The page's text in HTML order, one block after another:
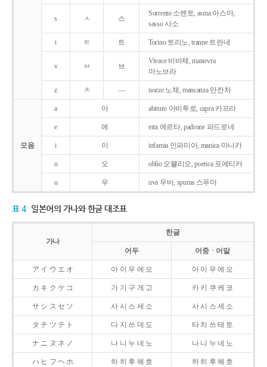
s ㅅ 스
Sorrento 소렌토, asma 아스마,
sasso 사소
t ㅌ 트 Torino 토리노, tranne 트란네
v ㅂ 브
Vivace 비바체, manovra
마노브라
z ㅊ ― nozze 노체, mancanza 만칸차
모음
a 아 abituro 아비투로, capra 카프라
e 에 erta 에르타, padrone 파드로네
i 이 infamia 인파미아, manica 마니카
o 오 oblio 오블리오, poetica 포에티카
u 우 uva 우바, spuma 스푸마
표 4 일본어의 가나와 한글 대조표
가나
한글
어두 어중ㆍ어말
ア イ ウ エ オ 아 이 우 에 오 아 이 우 에 오
カ キ ク ケ コ 가 기 구 게 고 카 키 쿠 케 코
サ シ ス セ ソ 사 시 스 세 소 사 시 스 세 소
タ チ ツ テ ト 다 지 쓰 데 도 타 치 쓰 테 토
ナ ニ ヌ ネ ノ 나 니 누 네 노 나 니 누 네 노
ハ ヒ フ ヘ ホ 하 히 후 헤 호 하 히 후 헤 호